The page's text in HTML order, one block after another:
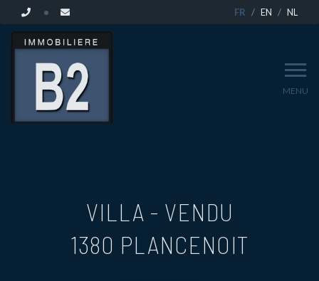
FR EN NL
MENU
VILLA - VENDU
1380 PLANCENOIT